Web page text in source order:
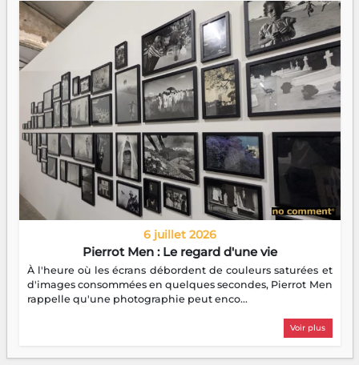
6 juillet 2026
Pierrot Men : Le regard d'une vie
À l'heure où les écrans débordent de couleurs saturées et
d'images consommées en quelques secondes, Pierrot Men
rappelle qu'une photographie peut enco...
Voir plus